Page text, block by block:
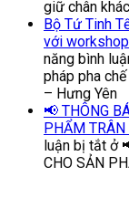
giữ chân
Bộ Tứ Tinh
với
năng bình
pháp pha
– Hưng Yên
📢 THÔNG
PHẨM
luận bị tắt ở
CHO SẢN